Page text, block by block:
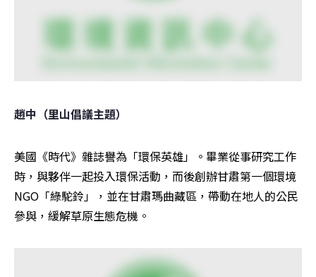
趙中（里山倡議主題）
美國《時代》雜誌譽為「環保英雄」。畢業從事研究工作
時，與夥伴一起投入環保活動，而後創辦甘肅第一個環境
NGO「綠駝鈴」，並在甘肅瑪曲藏區，帶動在地人的公民
參與，緩解草原生態危機。